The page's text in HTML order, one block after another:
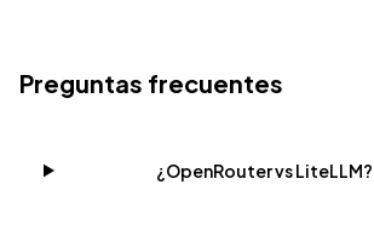
Preguntas frecuentes
¿OpenRouter vs LiteLLM?